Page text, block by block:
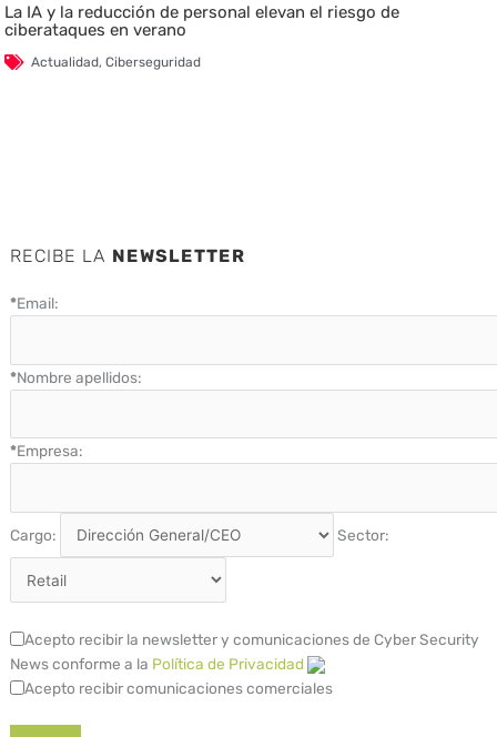
La IA y la reducción de personal elevan el riesgo de
ciberataques en verano
Actualidad,Ciberseguridad
RECIBE LA NEWSLETTER
*Email:
*Nombre apellidos:
*Empresa:
Cargo: Sector:
Acepto recibir la newsletter y comunicaciones de Cyber Security
News conforme a la Política de Privacidad
Acepto recibir comunicaciones comerciales